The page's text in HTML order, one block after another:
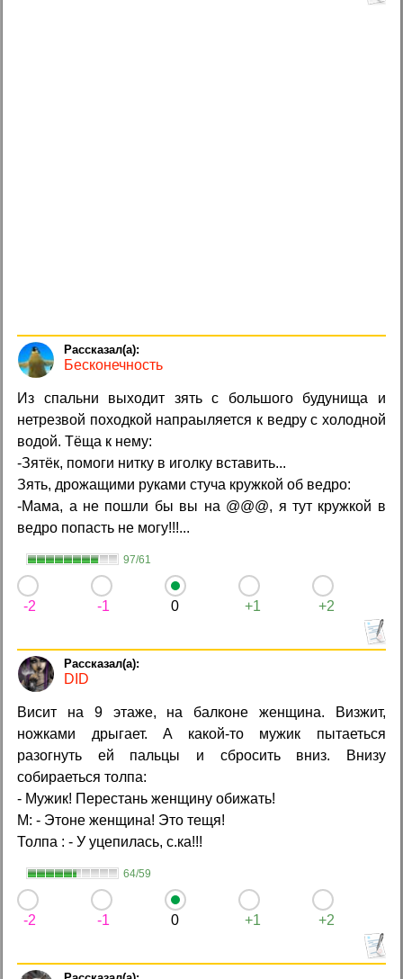
Бесконечность
Из спальни выходит зять с большого будунища и
нетрезвой походкой напраыляется к ведру с холодной
водой. Тёща к нему:
-Зятёк, помоги нитку в иголку вставить...
Зять, дрожащими руками стуча кружкой об ведро:
-Мама, а не пошли бы вы на @@@, я тут кружкой в
ведро попасть не могу!!!...
97/61
-2 -1 0 +1 +2
DID
Висит на 9 этаже, на балконе женщина. Визжит,
ножками дрыгает. А какой-то мужик пытаеться
разогнуть ей пальцы и сбросить вниз. Внизу
собираеться толпа:
- Мужик! Перестань женщину обижать!
М: - Этоне женщина! Это тещя!
Толпа : - У уцепилась, с.ка!!!
64/59
-2 -1 0 +1 +2